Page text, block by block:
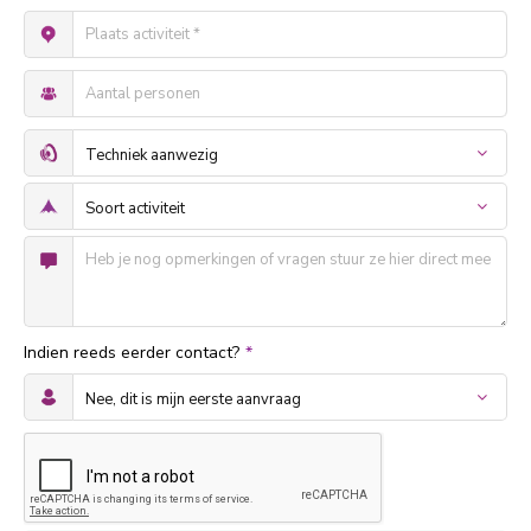
Indien reeds eerder contact? *